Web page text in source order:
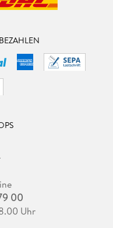
00
Uhr